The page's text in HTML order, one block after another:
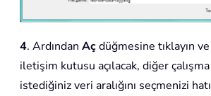
4. Ardından Açdüğmesine tıklayın ve
iletişim kutusu açılacak, diğer
istediğiniz veri aralığını seçmenizi